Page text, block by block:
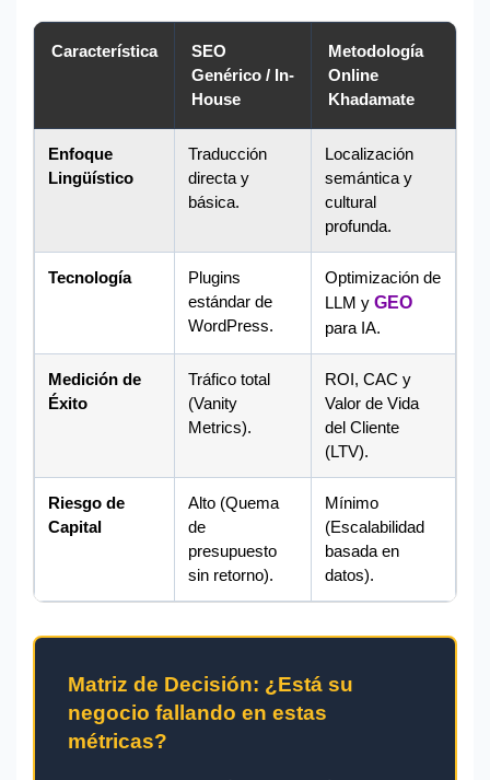
Característica
SEO
Genérico / In-
House
Metodología
Online
Khadamate
Enfoque
Lingüístico
Traducción
directa y
básica.
Localización
semántica y
cultural
profunda.
Tecnología
Plugins
estándar de
WordPress.
Optimización de
LLM y GEO
para IA.
Medición de
Éxito
Tráfico total
(Vanity
Metrics).
ROI, CAC y
Valor de Vida
del Cliente
(LTV).
Riesgo de
Capital
Alto (Quema
de
presupuesto
sin retorno).
Mínimo
(Escalabilidad
basada en
datos).
Matriz de Decisión: ¿Está su
negocio fallando en estas
métricas?